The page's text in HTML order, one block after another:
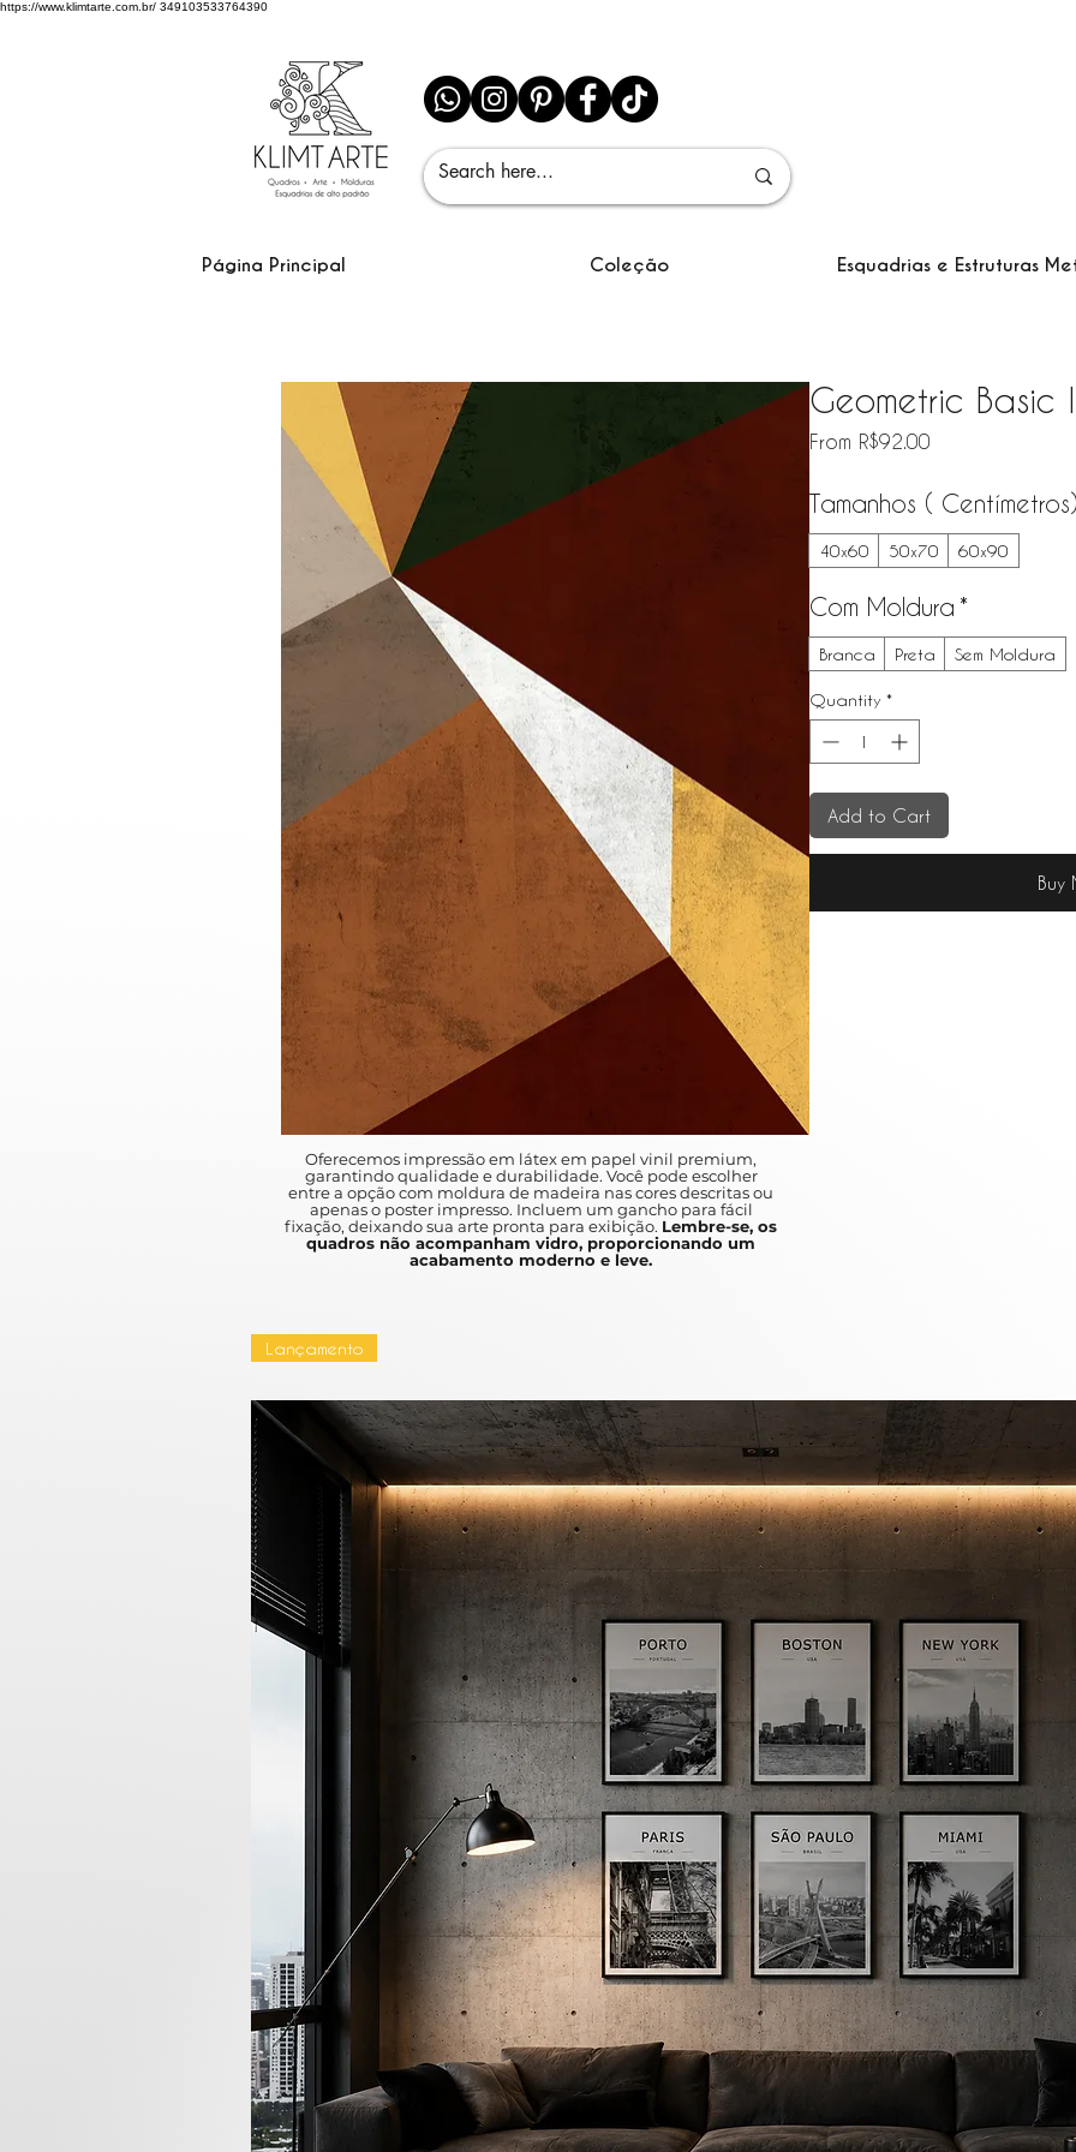
https://www.klimtarte.com.br/ 349103533764390
Página Principal Coleção Esquadrias e Estruturas
Geometric Basic
From R$92.00Sale Price
Tamanhos (
40x60 50x70 60x90
Com Moldura *
Branca Preta Sem Moldura
Quantity *
Add to Cart
Buy
Oferecemos impressão em látex em papel vinil premium,
garantindo qualidade e durabilidade. Você pode escolher
entre a opção com moldura de madeira nas cores descritas ou
apenas o poster impresso. Incluem um gancho para fácil
fixação, deixando sua arte pronta para exibição. Lembre-se, os
quadros não acompanham vidro, proporcionando um
acabamento moderno e leve.
Lançamento